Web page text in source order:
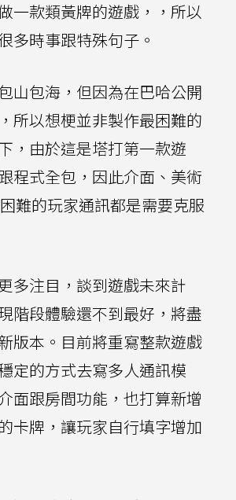
一款類黃牌的遊戲，，所以
多時事跟特殊句子。
山包海，但因為在巴哈公開
所以想梗並非製作最困難的
，由於這是塔打第一款遊
程式全包，因此介面、美術
難的玩家通訊都是需要克服
多注目，談到遊戲未來計
階段體驗還不到最好，將盡
版本。目前將重寫整款遊戲
定的方式去寫多人通訊模
面跟房間功能，也打算新增
卡牌，讓玩家自行填字增加